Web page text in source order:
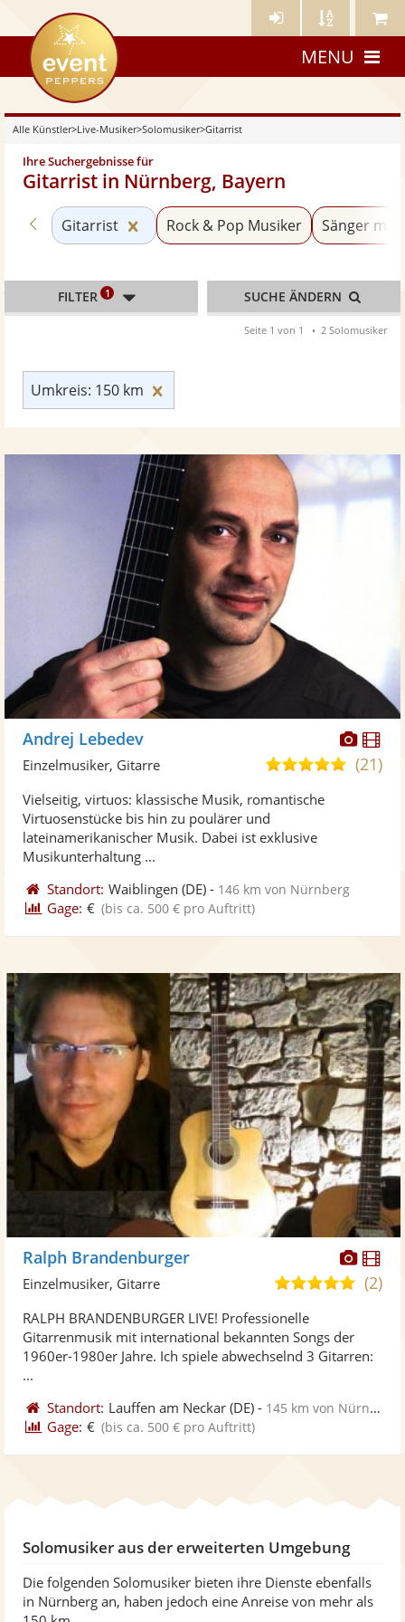
Künstler- Künstler Meine
eventpeppers
MENU
Alle Künstler>Live-Musiker>Solomusiker>Gitarrist
Ihre Suchergebnisse für
Gitarrist in Nürnberg, Bayern
Zurück zu «Solomusiker»
Gitarrist Kategorie «Gitarrist» zurücksetzen
Rock & Pop Musiker Sänger mit
Umkreis: 150 km
FILTER 1 SUCHE ÄNDERN
Seite 1 von 1 2 Solomusiker
Andrej Lebedev
5,0(21)
Einzelmusiker, Gitarre
Vielseitig, virtuos: klassische Musik, romantische
Virtuosenstücke bis hin zu poulärer und
lateinamerikanischer Musik. Dabei ist exklusive
Musikunterhaltung ...
Standort: Waiblingen (DE) - 146 km von Nürnberg
Gage: € (bis ca. 500 € pro Auftritt)
Ralph Brandenburger
5,0
Sternen
(2)
Einzelmusiker, Gitarre
RALPH BRANDENBURGER LIVE! Professionelle
Gitarrenmusik mit international bekannten Songs der
1960er-1980er Jahre. Ich spiele abwechselnd 3 Gitarren:
...
Standort: Lauffen am Neckar (DE) - 145 km von Nürnberg
Gage: € (bis ca. 500 € pro Auftritt)
Solomusiker aus der erweiterten Umgebung
Die folgenden Solomusiker bieten ihre Dienste ebenfalls
in Nürnberg an, haben jedoch eine Anreise von mehr als